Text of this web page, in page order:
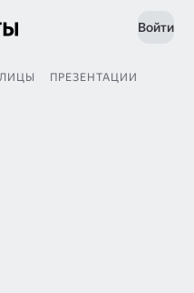
Войти
ПРЕЗЕНТАЦИИ